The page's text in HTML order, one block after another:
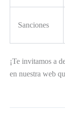
Sanciones
¡Te invitamos a
en nuestra web